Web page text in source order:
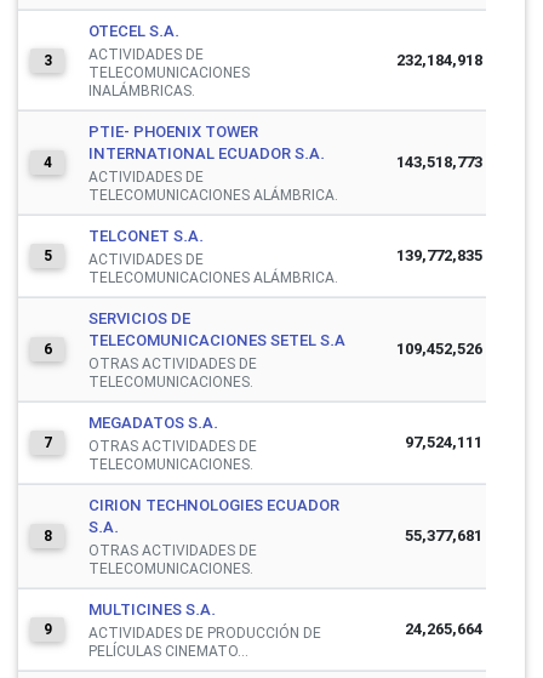
3
OTECEL S.A.
ACTIVIDADES DE
TELECOMUNICACIONES
INALÁMBRICAS.
232,184,918
4
PTIE- PHOENIX TOWER
INTERNATIONAL ECUADOR S.A.
ACTIVIDADES DE
TELECOMUNICACIONES ALÁMBRICA.
143,518,773
5
TELCONET S.A.
ACTIVIDADES DE
TELECOMUNICACIONES ALÁMBRICA.
139,772,835
6
SERVICIOS DE
TELECOMUNICACIONES SETEL S.A
OTRAS ACTIVIDADES DE
TELECOMUNICACIONES.
109,452,526
7
MEGADATOS S.A.
OTRAS ACTIVIDADES DE
TELECOMUNICACIONES.
97,524,111
8
CIRION TECHNOLOGIES ECUADOR
S.A.
OTRAS ACTIVIDADES DE
TELECOMUNICACIONES.
55,377,681
9
MULTICINES S.A.
ACTIVIDADES DE PRODUCCIÓN DE
PELÍCULAS CINEMATO...
24,265,664